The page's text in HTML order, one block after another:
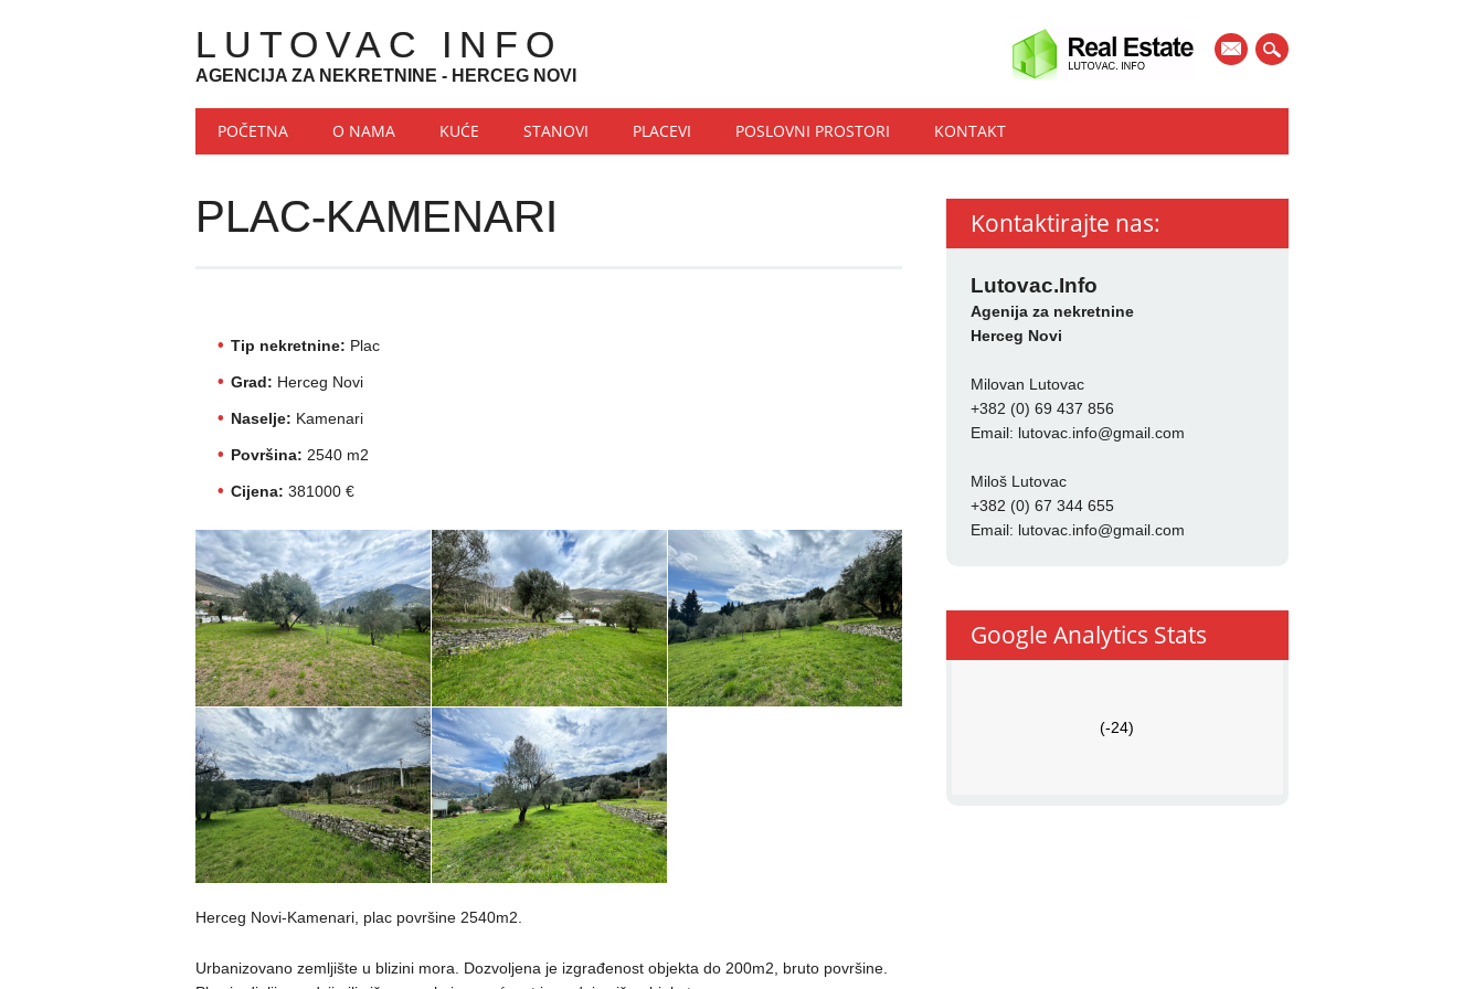
mail
LUTOVAC INFO
AGENCIJA ZA NEKRETNINE - HERCEG NOVI
Main menu
Skip to content
POČETNA O NAMA KUĆE STANOVI PLACEVI POSLOVNI PROSTORI KONTAKT
PLAC-KAMENARI
Tip nekretnine: Plac
Grad: Herceg Novi
Naselje: Kamenari
Površina: 2540 m2
Cijena: 381000 €
Herceg Novi-Kamenari, plac površine 2540m2.
Urbanizovano zemljište u blizini mora. Dozvoljena je izgrađenost objekta do 200m2, bruto površine.
Kontaktirajte nas:
Lutovac.Info
Agenija za nekretnine
Herceg Novi
Milovan Lutovac
+382 (0) 69 437 856
Email: lutovac.info@gmail.com
Miloš Lutovac
+382 (0) 67 344 655
Email: lutovac.info@gmail.com
Google Analytics Stats
(-24)